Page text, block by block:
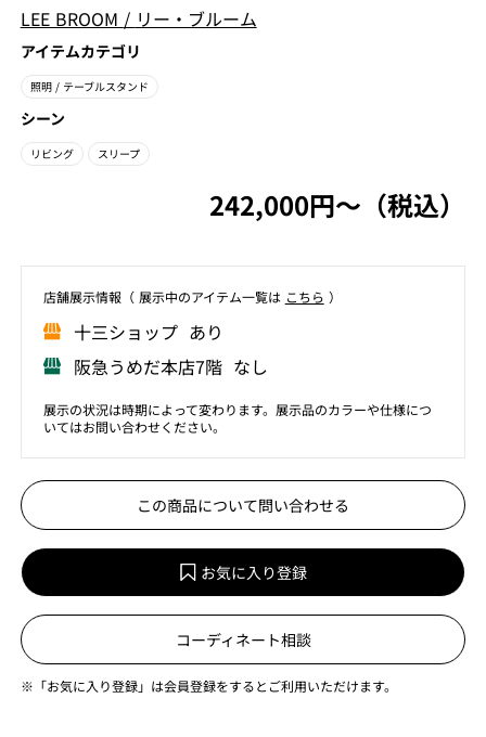
LEE BROOM / リー・ブルーム
アイテムカテゴリ
照明 / テーブルスタンド
シーン
リビング スリープ
242,000円〜（税込）
店舗展⽰情報（ 展⽰中のアイテム⼀覧は こちら ）
⼗三ショップ あり
阪急うめだ本店7階 なし
展示の状況は時期によって変わります。展示品のカラーや仕様につ
いてはお問い合わせください。
この商品について問い合わせる
お気に入り登録
コーディネート相談
※「お気に入り登録」は会員登録をするとご利用いただけます。